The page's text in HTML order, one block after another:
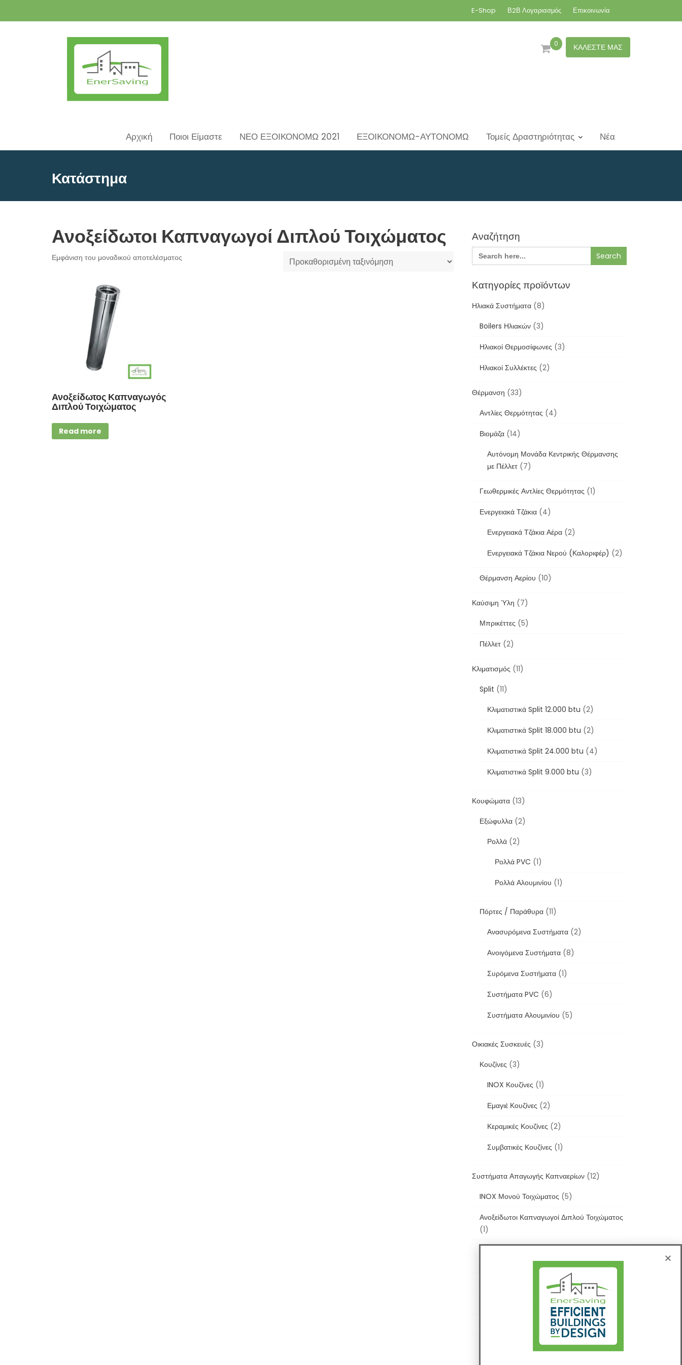
E-Shop Β2Β Λογαριασμός Επικοινωνία
ΚΑΛΕΣΤΕ ΜΑΣ
0
Αρχική Ποιοι Είμαστε ΝΕΟ ΕΞΟΙΚΟΝΟΜΩ 2021 ΕΞΟΙΚΟΝΟΜΩ-ΑΥΤΟΝΟΜΩ Τομείς Δραστηριότητας Νέα
Κατάστημα
Ανοξείδωτοι Καπναγωγοί Διπλού Τοιχώματος
Εμφάνιση του μοναδικού αποτελέσματος
Ανοξείδωτος Καπναγωγός
Διπλού Τοιχώματος
Read more
Αναζήτηση
Search
for:
Κατηγορίες προϊόντων
Ηλιακά Συστήματα (8)
Boilers Ηλιακών (3)
Ηλιακοί Θερμοσίφωνες (3)
Ηλιακοί Συλλέκτες (2)
Θέρμανση (33)
Αντλίες Θερμότητας (4)
Βιομάζα (14)
Αυτόνομη Μονάδα Κεντρικής Θέρμανσης
με Πέλλετ (7)
Γεωθερμικές Αντλίες Θερμότητας (1)
Ενεργειακά Τζάκια (4)
Ενεργειακά Τζάκια Αέρα (2)
Ενεργειακά Τζάκια Νερού (Καλοριφέρ) (2)
Θέρμανση Αερίου (10)
Καύσιμη Ύλη (7)
Μπρικέττες (5)
Πέλλετ (2)
Κλιματισμός (11)
Split (11)
Κλιματιστικά Split 12.000 btu (2)
Κλιματιστικά Split 18.000 btu (2)
Κλιματιστικά Split 24.000 btu (4)
Κλιματιστικά Split 9.000 btu (3)
Κουφώματα (13)
Εξώφυλλα (2)
Ρολλά (2)
Ρολλά PVC (1)
Ρολλά Αλουμινίου (1)
Πόρτες / Παράθυρα (11)
Ανασυρόμενα Συστήματα (2)
Ανοιγόμενα Συστήματα (8)
Συρόμενα Συστήματα (1)
Συστήματα PVC (6)
Συστήματα Αλουμινίου (5)
Οικιακές Συσκευές (3)
Κουζίνες (3)
INOX Κουζίνες (1)
Εμαγιέ Κουζίνες (2)
Κεραμικές Κουζίνες (2)
Συμβατικές Κουζίνες (1)
Συστήματα Απαγωγής Καπναερίων (12)
INOX Μονού Τοιχώματος (5)
Ανοξείδωτοι Καπναγωγοί Διπλού Τοιχώματος
(1)
Εξαρτήματα Σύνδεσης (8)
ΙΝΟΧ Διπλού Τοιχώματος (5)
Πλαστικοί Καπναγωγοί (2)